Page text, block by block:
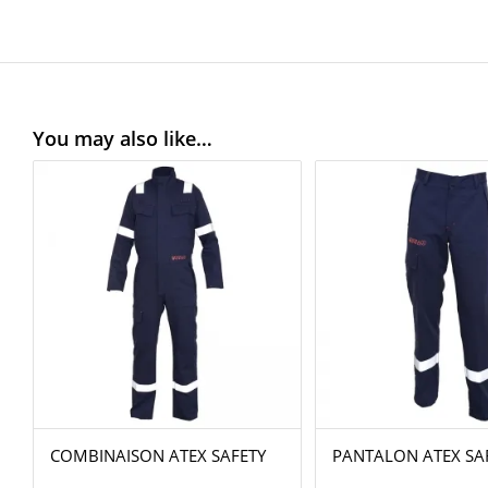
You may also like…
COMBINAISON ATEX SAFETY PANTALON ATEX